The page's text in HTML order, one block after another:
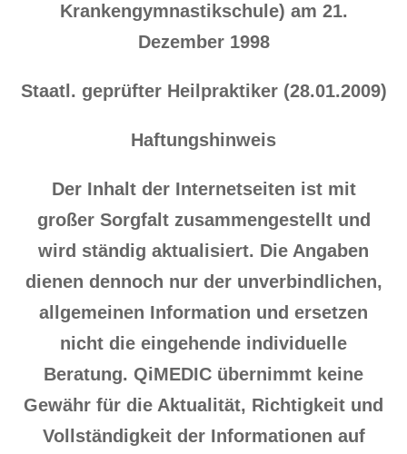
Krankengymnastikschule) am 21.
Dezember 1998
Staatl. geprüfter Heilpraktiker (28.01.2009)
Haftungshinweis
Der Inhalt der Internetseiten ist mit
großer Sorgfalt zusammengestellt und
wird ständig aktualisiert. Die Angaben
dienen dennoch nur der unverbindlichen,
allgemeinen Information und ersetzen
nicht die eingehende individuelle
Beratung. QiMEDIC übernimmt keine
Gewähr für die Aktualität, Richtigkeit und
Vollständigkeit der Informationen auf